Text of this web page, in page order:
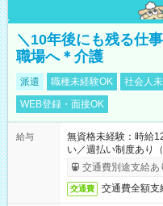
＼10年後にも残る仕
職場へ＊介護
派遣 職種未経験OK 社会人
WEB登録・面接OK
給与
無資格未経験：時
い／週払い制度あり
完了次第のお支払い
交通費別途支給あ
交通費 交通費全額